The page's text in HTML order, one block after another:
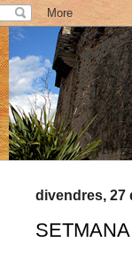
divendres, 27